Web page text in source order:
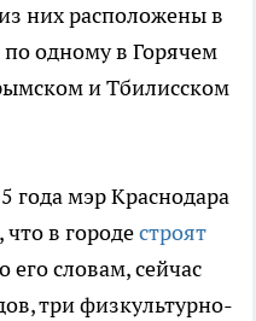
них расположены в
по одному в Горячем
и Тбилисском
года мэр Краснодара
в городестроят
его словам, сейчас
три физкультурно-